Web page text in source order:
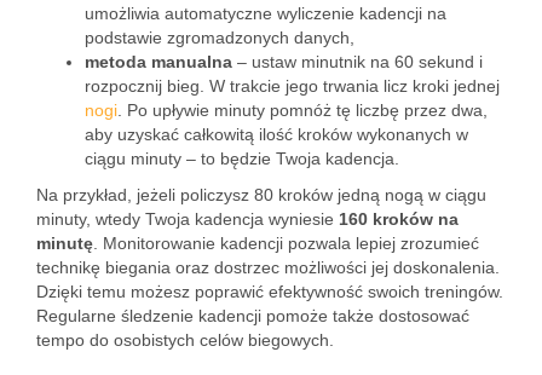
umożliwia automatyczne wyliczenie kadencji na
podstawie zgromadzonych danych,
metoda manualna – ustaw minutnik na 60 sekund i
rozpocznij bieg. W trakcie jego trwania licz kroki jednej
nogi . Po upływie minuty pomnóż tę liczbę przez dwa,
aby uzyskać całkowitą ilość kroków wykonanych w
ciągu minuty – to będzie Twoja kadencja.
Na przykład, jeżeli policzysz 80 kroków jedną nogą w ciągu
minuty, wtedy Twoja kadencja wyniesie 160 kroków na
minutę . Monitorowanie kadencji pozwala lepiej zrozumieć
technikę biegania oraz dostrzec możliwości jej doskonalenia.
Dzięki temu możesz poprawić efektywność swoich treningów.
Regularne śledzenie kadencji pomoże także dostosować
tempo do osobistych celów biegowych.